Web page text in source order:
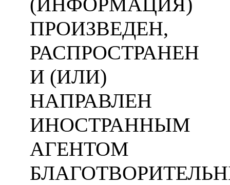
ПРОИЗВЕДЕН,
РАСПРОСТРАНЕН
И (ИЛИ)
НАПРАВЛЕН
ИНОСТРАННЫМ
АГЕНТОМ